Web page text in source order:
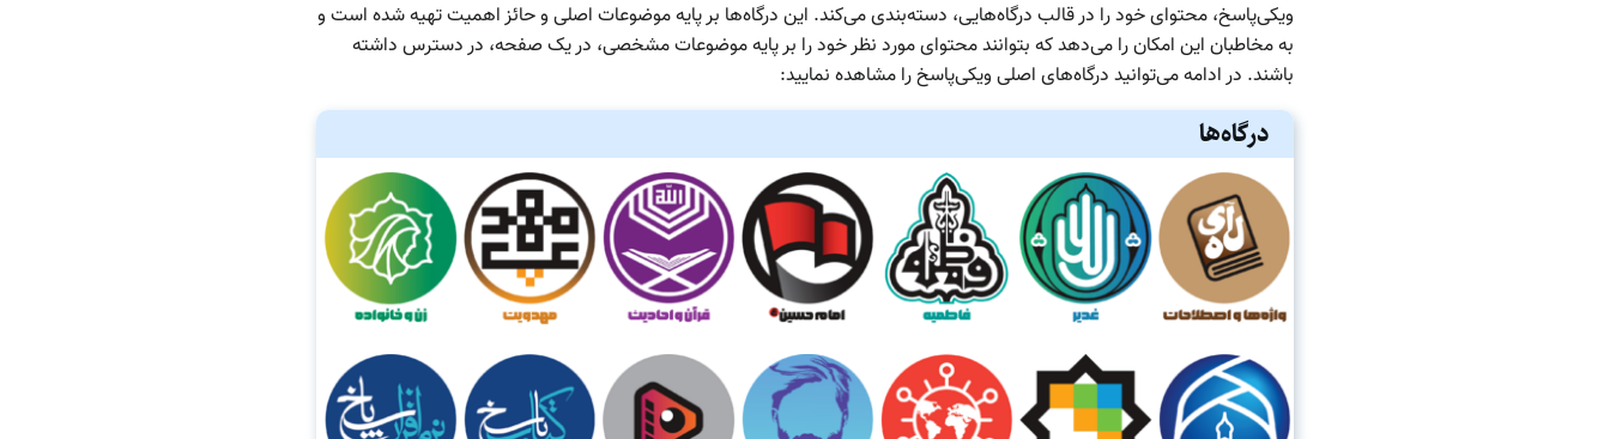
ویکی‌پاسخ، محتوای خود را در قالب درگاه‌هایی، دسته‌بندی می‌کند. این درگاه‌ها بر پایه موضوعات اصلی و حائز اهمیت تهیه شده است و
به مخاطبان این امکان را می‌دهد که بتوانند محتوای مورد نظر خود را بر پایه موضوعات مشخصی، در یک صفحه، در دسترس داشته
باشند. در ادامه می‌توانید درگاه‌های اصلی ویکی‌پاسخ را مشاهده نمایید:
درگاه‌ها